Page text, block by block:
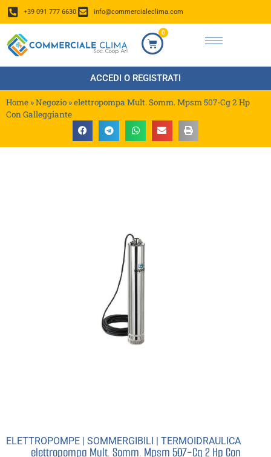
+39 091 777 6630 info@commercialeclima.com
0
ACCEDI O REGISTRATI
Home »Negozio »elettropompa Mult. Somm. Mpsm 507-Cg 2 Hp
Con Galleggiante
ELETTROPOMPE | SOMMERGIBILI | TERMOIDRAULICA
elettropompa Mult. Somm. Mpsm 507-Cg 2 Hp Con